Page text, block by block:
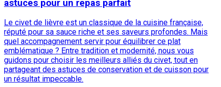
astuces pour un repas parfait
Le civet de lièvre est un classique de la cuisine française,
réputé pour sa sauce riche et ses saveurs profondes. Mais
quel accompagnement servir pour équilibrer ce plat
emblématique ? Entre tradition et modernité, nous vous
guidons pour choisir les meilleurs alliés du civet, tout en
partageant des astuces de conservation et de cuisson pour
un résultat impeccable.